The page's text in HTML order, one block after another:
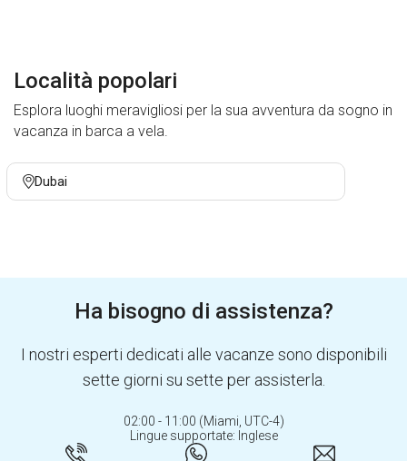
Località popolari
Esplora luoghi meravigliosi per la sua avventura da sogno in
vacanza in barca a vela.
Dubai
Ha bisogno di assistenza?
I nostri esperti dedicati alle vacanze sono disponibili
sette giorni su sette per assisterla.
02:00 - 11:00 (Miami, UTC-4)
Lingue supportate: Inglese